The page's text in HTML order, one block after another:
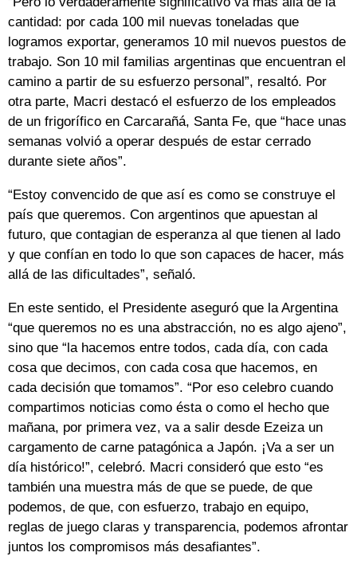
cantidad: por cada 100 mil nuevas toneladas que
logramos exportar, generamos 10 mil nuevos puestos de
trabajo. Son 10 mil familias argentinas que encuentran el
camino a partir de su esfuerzo personal”, resaltó. Por
otra parte, Macri destacó el esfuerzo de los empleados
de un frigorífico en Carcarañá, Santa Fe, que “hace unas
semanas volvió a operar después de estar cerrado
durante siete años”.
“Estoy convencido de que así es como se construye el
país que queremos. Con argentinos que apuestan al
futuro, que contagian de esperanza al que tienen al lado
y que confían en todo lo que son capaces de hacer, más
allá de las dificultades”, señaló.
En este sentido, el Presidente aseguró que la Argentina
“que queremos no es una abstracción, no es algo ajeno”,
sino que “la hacemos entre todos, cada día, con cada
cosa que decimos, con cada cosa que hacemos, en
cada decisión que tomamos”. “Por eso celebro cuando
compartimos noticias como ésta o como el hecho que
mañana, por primera vez, va a salir desde Ezeiza un
cargamento de carne patagónica a Japón. ¡Va a ser un
día histórico!”, celebró. Macri consideró que esto “es
también una muestra más de que se puede, de que
podemos, de que, con esfuerzo, trabajo en equipo,
reglas de juego claras y transparencia, podemos afrontar
juntos los compromisos más desafiantes”.